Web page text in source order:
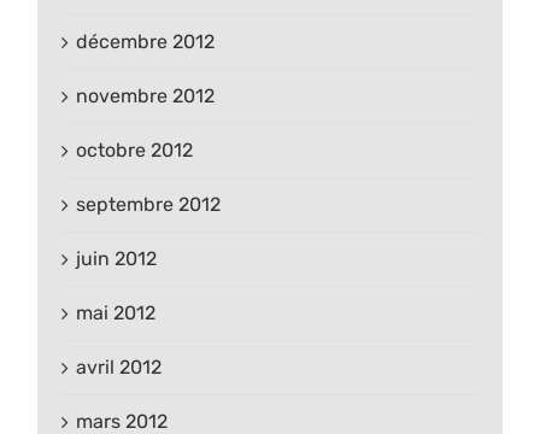
décembre 2012
novembre 2012
octobre 2012
septembre 2012
juin 2012
mai 2012
avril 2012
mars 2012